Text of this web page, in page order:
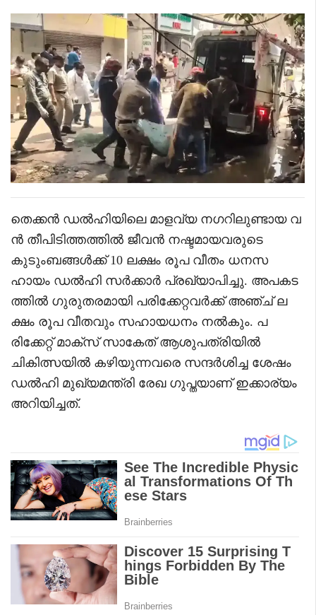
തെക്കൻ ഡൽഹിയിലെ മാളവ്യ നഗറിലുണ്ടായ വ
ൻ തീപിടിത്തത്തിൽ ജീവൻ നഷ്ടമായവരുടെ
കുടുംബങ്ങൾക്ക് 10 ലക്ഷം രൂപ വീതം ധനസ
ഹായം ഡൽഹി സർക്കാർ പ്രഖ്യാപിച്ചു. അപകട
ത്തിൽ ഗുരുതരമായി പരിക്കേറ്റവർക്ക് അഞ്ച് ല
ക്ഷം രൂപ വീതവും സഹായധനം നൽകും. പ
രിക്കേറ്റ് മാക്സ് സാകേത് ആശുപത്രിയിൽ
ചികിത്സയിൽ കഴിയുന്നവരെ സന്ദർശിച്ച ശേഷം
ഡൽഹി മുഖ്യമന്ത്രി രേഖ ഗുപ്തയാണ് ഇക്കാര്യം
അറിയിച്ചത്.